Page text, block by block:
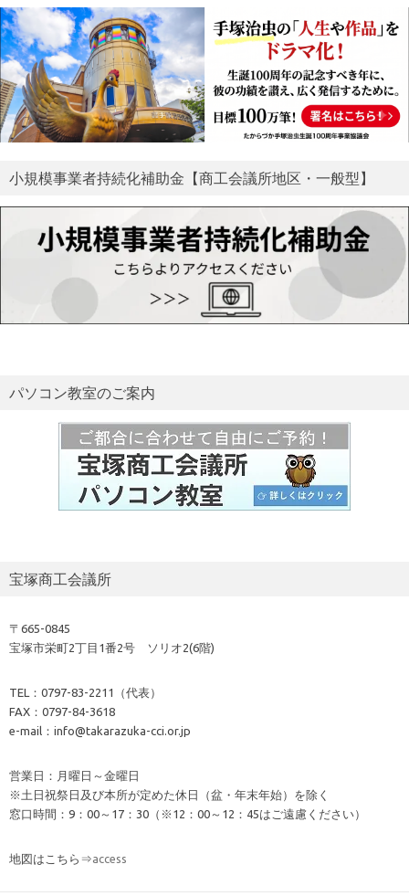
小規模事業者持続化補助金【商工会議所地区・一般型】
パソコン教室のご案内
宝塚商工会議所
〒665-0845
宝塚市栄町2丁目1番2号 ソリオ2(6階)
TEL：0797-83-2211（代表）
FAX：0797-84-3618
e-mail：info@takarazuka-cci.or.jp
営業日：月曜日～金曜日
※土日祝祭日及び本所が定めた休日（盆・年末年始）を除く
窓口時間：9：00～17：30（※12：00～12：45はご遠慮ください）
地図はこちら⇒access